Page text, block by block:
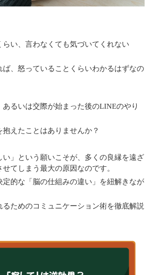
らい、言わなくても気づいてくれない
ば、怒っていることくらいわかるはずなの
あるいは交際が始まった後のLINEのやり
えたことはありませんか？
い」という願いこそが、多くの良縁を遠ざ
てしまう最大の原因なのです。
定的な「脳の仕組みの違い」を紐解きなが
るためのコミュニケーション術を徹底解説